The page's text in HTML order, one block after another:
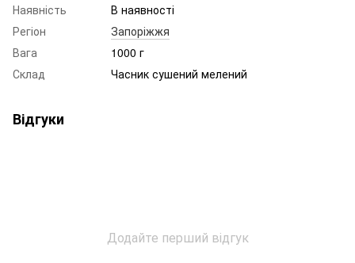
Наявність
В наявності
Регіон
Запоріжжя
Вага
1000 г
Склад
Часник сушений мелений
Відгуки
Додайте перший відгук